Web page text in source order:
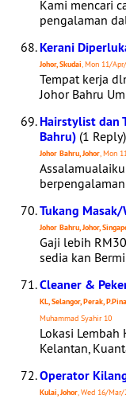
Kami mencari
pengalaman
Kerani
Johor, Skudai, Mon 11/
Tempat kerja
Johor Bahru
Hairstylist dan
Bahru) (1 Reply)
Johor Bahru, Johor, Mon
Tukang
Johor Bahru, Johor,
Gaji lebih
sedia kan
Cleaner &
KL, Selangor, Perak,
Muhammad Syahir 10
Lokasi Lembah
Kelantan,
Operator
Kulai, Johor, Wed 16/Mar/